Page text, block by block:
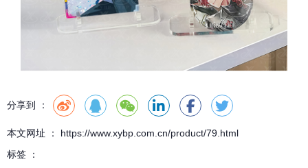
分享到 ：
本文网址 ： https://www.xybp.com.cn/product/79.html
标签 ：